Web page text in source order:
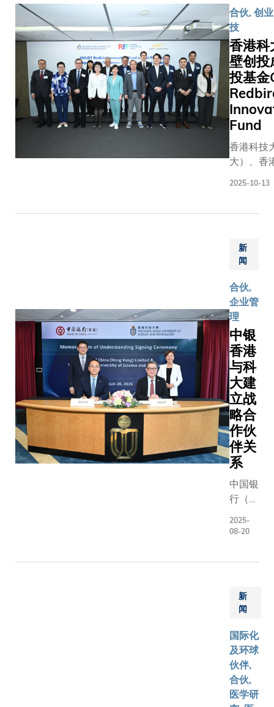
新与创
业的集
体努力
揭开新
篇章。
席沈向
洋教
授、校
长叶玉
如教
授、首
席副校
长郭毅
可教授
率团到
访上
华山医
书记郑
长毛
颖、瑞
院长宁
光及党
委书记
胡伟
国，以
及两院
其他代
表会面
交流，
建立深
度合作
关系，
考察两
院在人
工智能
技术在
深入了
解人工
智能在
疾病诊
断、治
疗优化
和健康
管理等
用平
台，以
解决行
业核心
技术问
题。合
作协议
在科大
首席副
校长郭
毅可教
授及京
行官许
冉女士
见证
下，由
科大副
校长
（研究
及发
展）郑
光廷教
授及京
东集团
代表签
署。郑
光廷教
授表
示：
「联合
实验室
的成立
征了双
密合
作，更
学术研
究与产
业应用
的创新
融合。
创业家高
峰会系列
活动成功
举办！
HICOOL
全球创业
家高峰会
被誉为
新创业风
向标」，
本届高峰
创新力量
齐聚。作
为「创科
行」活动
的核心连
结场景，
本届高峰
会活动为
香港科大
搭建了
「成果展
示+思想碰
撞」的双
重平台，
成为本次
创科行的
重头戏。
合伙, 创
技
香港科
壁创投
投基
Fund
香港科技
大）、香
科大孵
创企业
Fund
旨在促进
研究产业
大学科研
全球市场
提供变革
案。作为
新基金
下的第二
资基金，
基金将整
世界级科
创新生态
及戈壁创
首屈一指
验，并借
亚洲16个
技、工
智能与
融科技。
获港投公
是港投公
年5月在
「国际耐
2025-10-13
新
闻
合伙,
企业管
理
中银
香港
与科
大建
立战
略合
作伙
伴关
系
中国银
行（香
限公司
科技大
（「科
大」）
签订为
期五年
的战略
协议，
2025-
08-20
新
闻
国际化
及环球
伙伴,
合伙,
医学研